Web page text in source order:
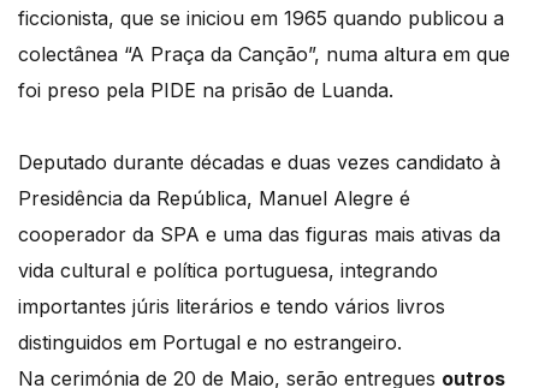
ficcionista, que se iniciou em 1965 quando publicou a
colectânea “A Praça da Canção”, numa altura em que
foi preso pela PIDE na prisão de Luanda.
Deputado durante décadas e duas vezes candidato à
Presidência da República, Manuel Alegre é
cooperador da SPA e uma das figuras mais ativas da
vida cultural e política portuguesa, integrando
importantes júris literários e tendo vários livros
distinguidos em Portugal e no estrangeiro.
Na cerimónia de 20 de Maio, serão entregues outros